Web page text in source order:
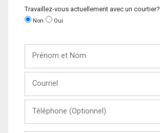
Travaillez-vous actuellement avec un courtier?
Non Oui
Nom
(Optionnel)